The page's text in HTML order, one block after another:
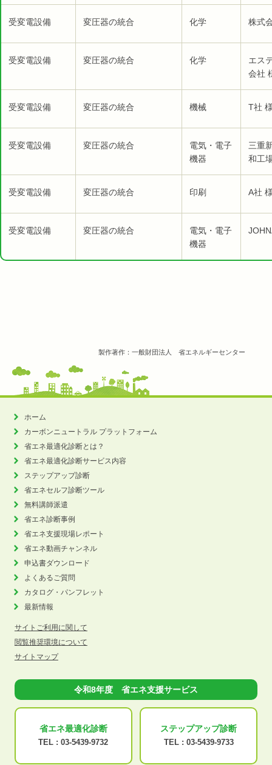
受変電設備 変圧器の統合 化学 株式
受変電設備 変圧器の統合 化学
エス
会社
受変電設備 変圧器の統合 機械 T社
受変電設備 変圧器の統合
電気・電子
機器
三重
和工
受変電設備 変圧器の統合 印刷 A社
受変電設備 変圧器の統合
電気・電子
機器
製作著作：一般財団法人 省エネルギーセンター
ホーム
カーボンニュートラル プラットフォーム
省エネ最適化診断とは？
省エネ最適化診断サービス内容
ステップアップ診断
省エネセルフ診断ツール
無料講師派遣
省エネ診断事例
省エネ支援現場レポート
省エネ動画チャンネル
申込書ダウンロード
よくあるご質問
カタログ・パンフレット
最新情報
サイトご利用に関して
閲覧推奨環境について
サイトマップ
令和8年度 省エネ支援サービス
省エネ最適化診断
TEL : 03-5439-9732
ステップアップ診断
TEL : 03-5439-9733